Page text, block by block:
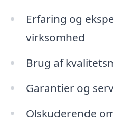
Erfaring og
virksomhed
Brug af
Garantier og
Olskuderende